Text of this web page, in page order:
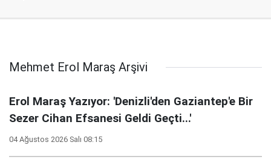
Mehmet Erol Maraş Arşivi
Erol Maraş Yazıyor: 'Denizli'den Gaziantep'e Bir
Sezer Cihan Efsanesi Geldi Geçti...'
04 Ağustos 2026 Salı 08:15